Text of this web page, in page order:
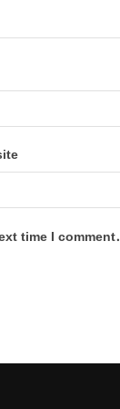
time I comment.